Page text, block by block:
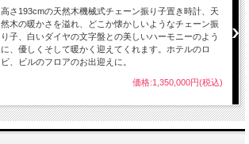
高さ193cmの天然木機械式チェーン振り子置き時計、天
然木の暖かさを溢れ、どこか懐かしいようなチェーン振
り子、白いダイヤの文字盤との美しいハーモニーのよう
に、優しくそして暖かく迎えてくれます。ホテルのロ
ビ、ビルのフロアのお出迎えに。
価格:1,350,000円(税込)